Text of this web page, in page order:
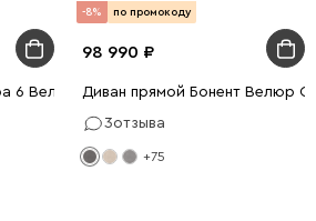
6 Велюр Светло-серый
-8% по промокоду
98 990
Диван прямой Бонент Велюр
3отзыва
+75